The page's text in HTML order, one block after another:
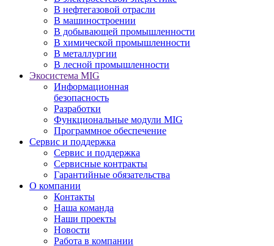
В нефтегазовой отрасли
В машиностроении
В добывающей промышленности
В химической промышленности
В металлургии
В лесной промышленности
Экосистема MIG
Информационная
безопасность
Разработки
Функциональные модули MIG
Программное обеспечение
Сервис и поддержка
Сервис и поддержка
Сервисные контракты
Гарантийные обязательства
О компании
Контакты
Наша команда
Наши проекты
Новости
Работа в компании